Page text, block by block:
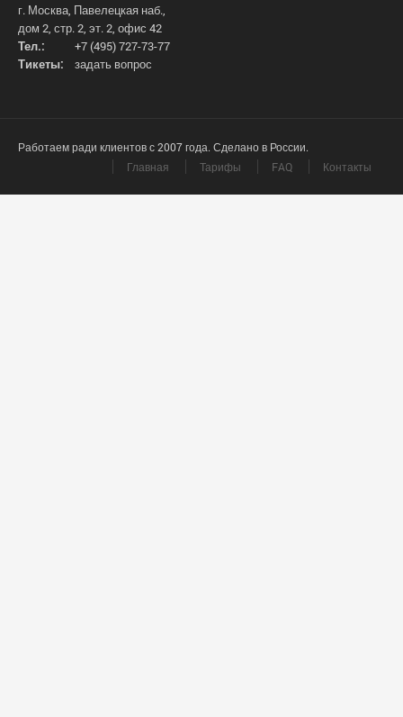
г. Москва, Павелецкая наб.,
дом 2, стр. 2, эт. 2, офис 42
Тел.:
+7 (495) 727-73-77
Тикеты:
задать вопрос
Работаем ради клиентов с 2007 года. Сделано в России.
Главная
Тарифы FAQ Контакты